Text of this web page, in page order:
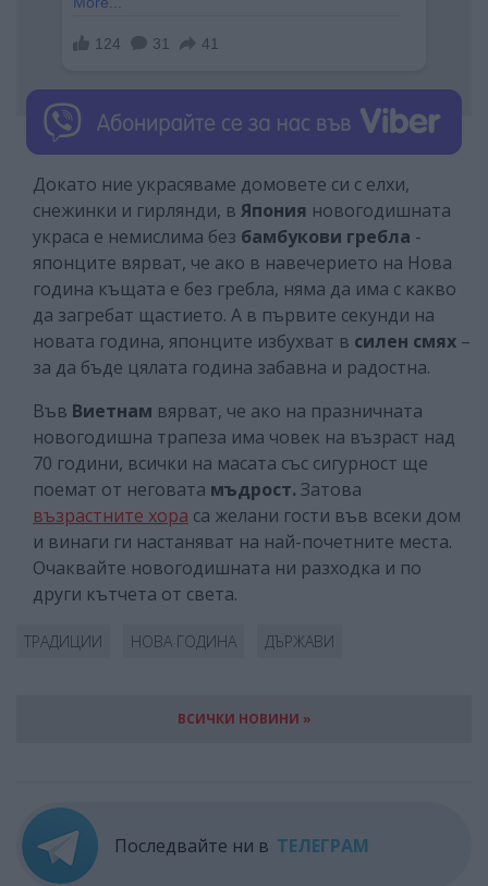
Докато ние украсяваме домовете си с елхи,
снежинки и гирлянди, в Япония новогодишната
украса е немислима без бамбукови гребла -
японците вярват, че ако в навечерието на Нова
година къщата е без гребла, няма да има с какво
да загребат щастието. А в първите секунди на
новата година, японците избухват в силен смях –
за да бъде цялата година забавна и радостна.
Във Виетнам вярват, че ако на празничната
новогодишна трапеза има човек на възраст над
70 години, всички на масата със сигурност ще
поемат от неговата мъдрост. Затова
възрастните хора са желани гости във всеки дом
и винаги ги настаняват на най-почетните места.
Очаквайте новогодишната ни разходка и по
други кътчета от света.
ТРАДИЦИИ НОВА ГОДИНА ДЪРЖАВИ
ВСИЧКИ НОВИНИ »
Последвайте ни в ТЕЛЕГРАМ